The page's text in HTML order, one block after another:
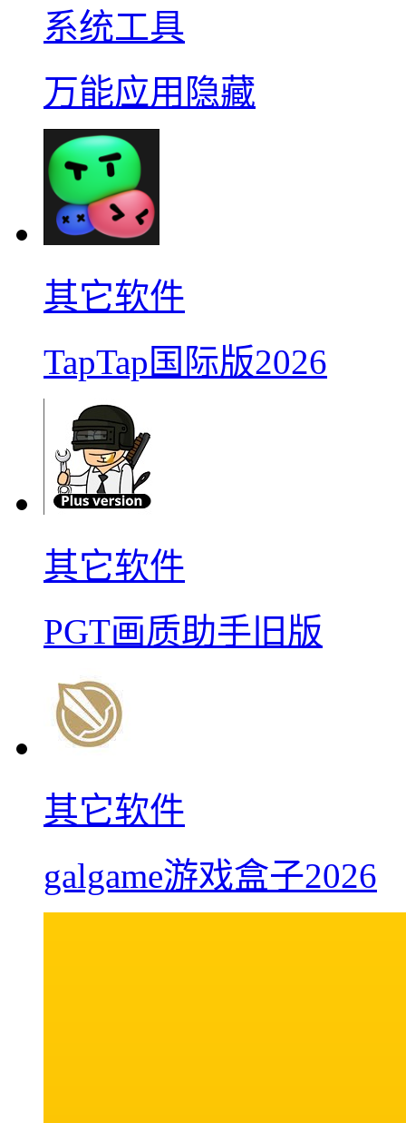
系统工具
万能应用隐藏
其它软件
TapTap国际版2026
其它软件
PGT画质助手旧版
其它软件
galgame游戏盒子2026